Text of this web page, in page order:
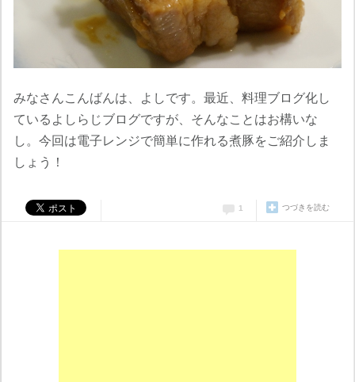
みなさんこんばんは、よしです。最近、料理ブログ化し
ているよしらじブログですが、そんなことはお構いな
し。今回は電子レンジで簡単に作れる煮豚をご紹介しま
しょう！
つづきを読む
1